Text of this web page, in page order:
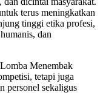
terus meningkatkan
tinggi etika profesi,
dan
Menembak
tetapi juga
personel sekaligus